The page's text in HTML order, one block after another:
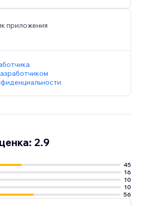
приложения
2.9
45
16
10
10
56